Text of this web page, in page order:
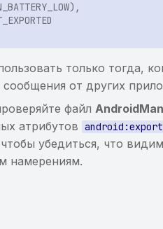
),
только тогда,
от других
файл
атрибутов
убедиться, что
намерениям.